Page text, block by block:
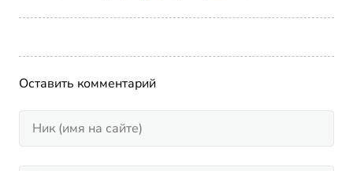
Оставить комментарий